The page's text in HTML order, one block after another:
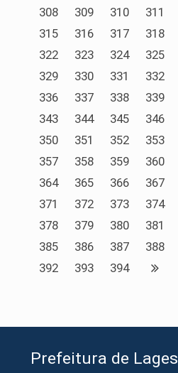
308
309 310 311
315
316 317 318
322
323 324 325
329
330 331 332
336
337 338 339
343
344 345 346
350
351 352 353
357
358 359 360
364
365 366 367
371
372 373 374
378
379 380 381
385
386 387 388
392
393 394
Prefeitura de Lages